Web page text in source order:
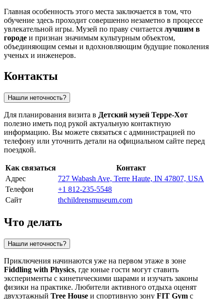
Главная особенность этого места заключается в том, что
обучение здесь проходит совершенно незаметно в процессе
увлекательной игры. Музей по праву считается лучшим в
городе и признан значимым культурным объектом,
объединяющим семьи и вдохновляющим будущие поколения
ученых и инженеров.
Контакты
Нашли неточность?
Для планирования визита в Детский музей Терре-Хот
полезно иметь под рукой актуальную контактную
информацию. Вы можете связаться с администрацией по
телефону или уточнить детали на официальном сайте перед
поездкой.
Как связаться
Контакт
Адрес
727 Wabash Ave, Terre Haute, IN 47807, USA
Телефон
+1 812-235-5548
Сайт
thchildrensmuseum.com
Что делать
Нашли неточность?
Приключения начинаются уже на первом этаже в зоне
Fiddling with Physics, где юные гости могут ставить
эксперименты с кинетическими шарами и изучать законы
физики на практике. Любители активного отдыха оценят
двухэтажный Tree House и спортивную зону FIT Gym с